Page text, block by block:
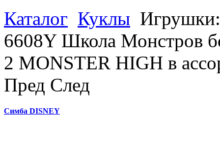
Каталог Куклы
6608Y Школа Монстров
2 MONSTER HIGH в
Пред След
Симба DISNEY